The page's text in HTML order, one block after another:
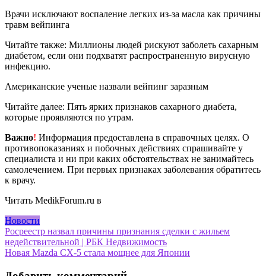
Врачи исключают воспаление легких из-за масла как причины
травм вейпинга
Читайте также: Миллионы людей рискуют заболеть сахарным
диабетом, если они подхватят распространенную вирусную
инфекцию.
Американские ученые назвали вейпинг заразным
Читайте далее: Пять ярких признаков сахарного диабета,
которые проявляются по утрам.
Важно! Информация предоставлена в справочных целях. О
противопоказаниях и побочных действиях спрашивайте у
специалиста и ни при каких обстоятельствах не занимайтесь
самолечением. При первых признаках заболевания обратитесь
к врачу.
Читать MedikForum.ru в
Новости
Навигация
по
Росреестр назвал причины признания сделки с жильем
недействительной | РБК Недвижимость
Новая Mazda CX-5 стала мощнее для Японии